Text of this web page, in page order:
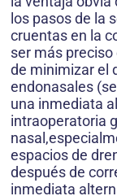
los pasos de la
cruentas en la
ser más
de minimizar el
endonasales
una inmediata
intraoperatoria
espacios de
después de
inmediata